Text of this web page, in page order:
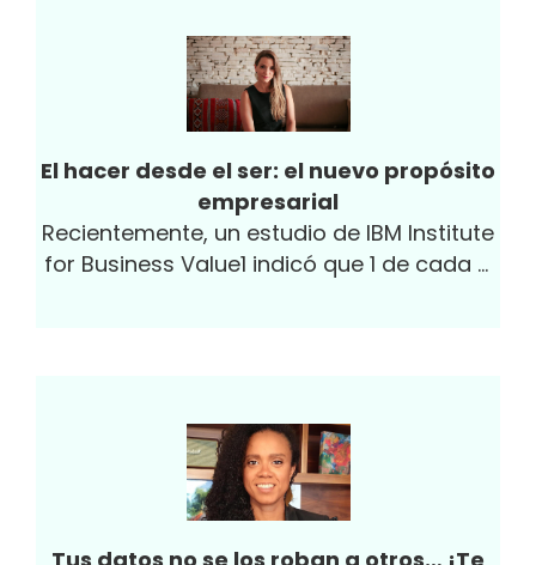
El hacer desde el ser: el nuevo propósito
empresarial
Recientemente, un estudio de IBM Institute
for Business Value1 indicó que 1 de cada 4